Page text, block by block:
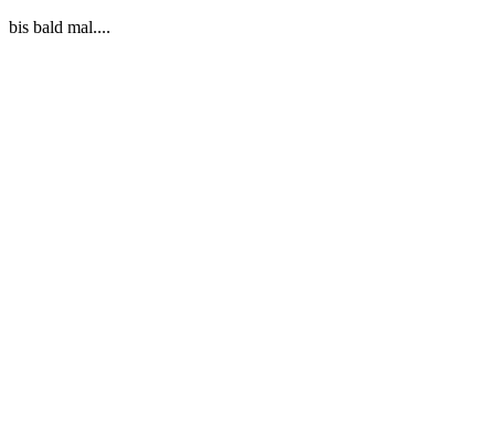
bis bald mal....